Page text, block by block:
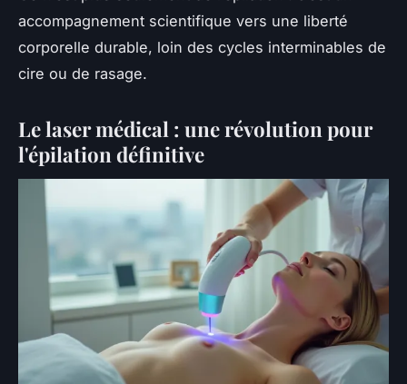
accompagnement scientifique vers une liberté
corporelle durable, loin des cycles interminables de
cire ou de rasage.
Le laser médical : une révolution pour
l'épilation définitive